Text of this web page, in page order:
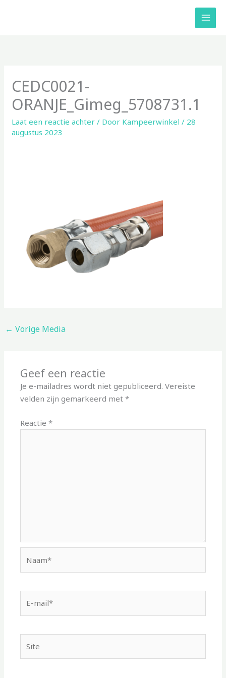
CEDC0021-
ORANJE_Gimeg_5708731.1
Laat een reactie achter / Door Kampeerwinkel/ 28
augustus 2023
← Vorige Media
Geef een reactie
Je e-mailadres wordt niet gepubliceerd. Vereiste
velden zijn gemarkeerd met*
Reactie*
mail*